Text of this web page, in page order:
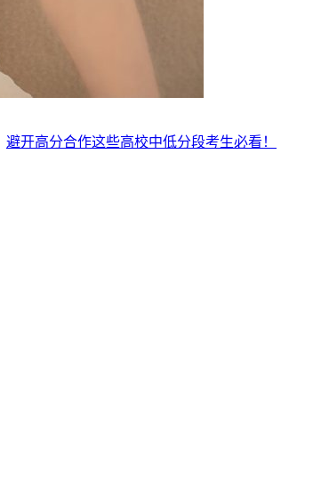
避开高分合作这些高校中低分段考生必看！